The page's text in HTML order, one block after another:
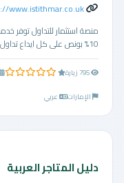
http://www.istithmar.co.uk
0.0 من 5 نجوم
2020-08-18
الإمارات
عربي
دليل المتاجر العربية